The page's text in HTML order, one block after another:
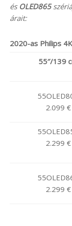
és OLED865
árait:
2020-as Philips
55″/139
2.099 €
2.299 €
2.299 €